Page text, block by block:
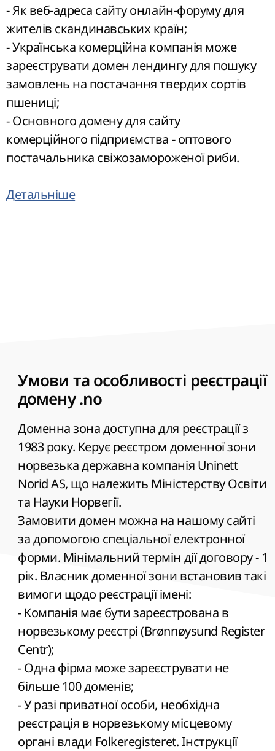
- Як веб-адреса сайту онлайн-форуму для
жителів скандинавських країн;
- Українська комерційна компанія може
зареєструвати домен лендингу для пошуку
замовлень на постачання твердих сортів
пшениці;
- Основного домену для сайту
комерційного підприємства - оптового
постачальника свіжозамороженої риби.
Детальніше
Умови та особливості реєстрації
домену .no
Доменна зона доступна для реєстрації з
1983 року. Керує реєстром доменної зони
норвезька державна компанія Uninett
Norid AS, що належить Міністерству Освіти
та Науки Норвегії.
Замовити домен можна на нашому сайті
за допомогою спеціальної електронної
форми. Мінімальний термін дії договору - 1
рік. Власник доменної зони встановив такі
вимоги щодо реєстрації імені:
- Компанія має бути зареєстрована в
норвезькому реєстрі (Brønnøysund Register
Centr);
- Одна фірма може зареєструвати не
більше 100 доменів;
- У разі приватної особи, необхідна
реєстрація в норвезькому місцевому
органі влади Folkeregisteret. Інструкції